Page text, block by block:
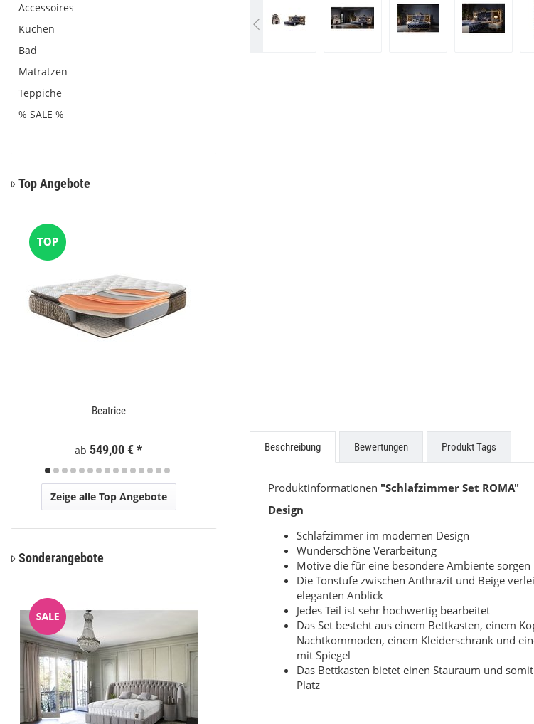
Beschreibung Bewertungen Produkt Tags
Produktinformationen "Schlafzimmer Set ROMA"
Design
Schlafzimmer im modernen Design
Wunderschöne Verarbeitung
Motive die für eine besondere Ambiente sorgen
Die Tonstufe zwischen Anthrazit und Beige
eleganten Anblick
Jedes Teil ist sehr hochwertig bearbeitet
Das Set besteht aus einem Bettkasten, einem
Nachtkommoden, einem Kleiderschrank und
mit Spiegel
Das Bettkasten bietet einen Stauraum und
Platz
Accessoires
Küchen
Bad
Matratzen
Teppiche
% SALE %
Top Angebote
Beatrice
ab 549,00 €* ab749,00 € *
Zeige alle Top Angebote
Sonderangebote